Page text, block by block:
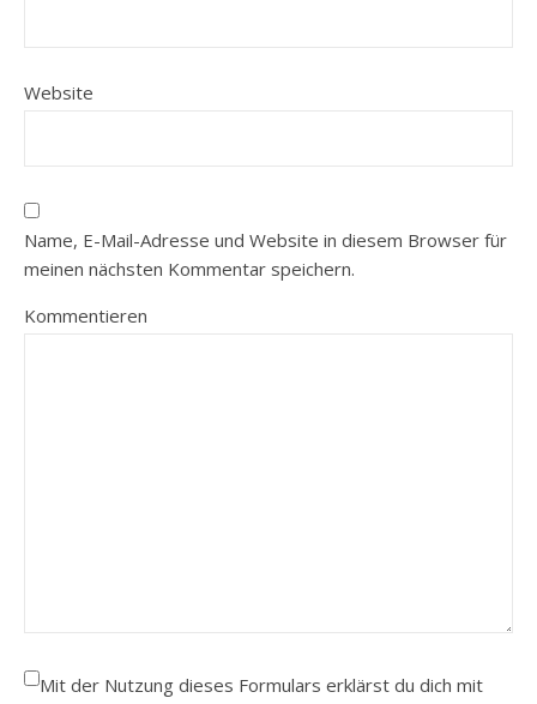
Website
Name, E-Mail-Adresse und Website in diesem Browser für
meinen nächsten Kommentar speichern.
Kommentieren
Mit der Nutzung dieses Formulars erklärst du dich mit